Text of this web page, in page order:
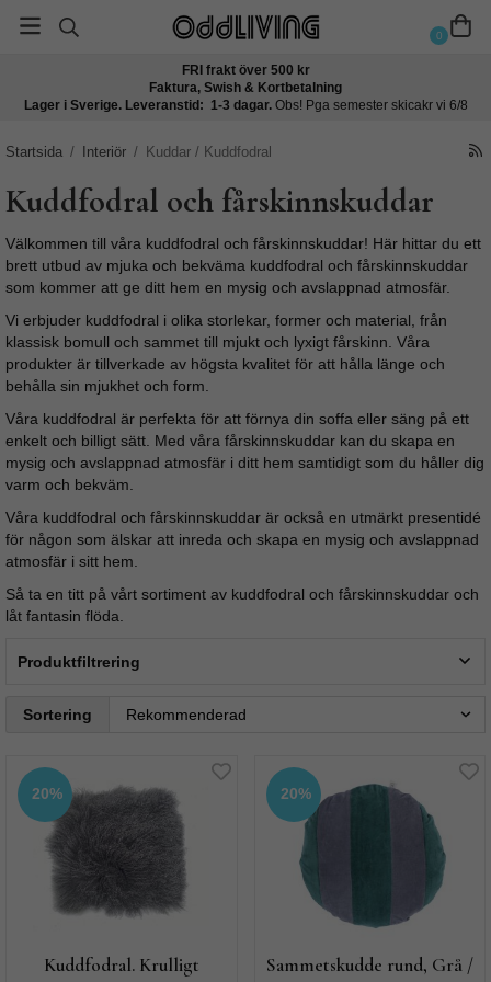
0
FRI frakt över 500 kr
Faktura, Swish & Kortbetalning
Lager i Sverige. Leveranstid: 1-3 dagar. Obs! Pga semester skicakr vi 6/8
Startsida / Interiör / Kuddar / Kuddfodral
Kuddfodral och fårskinnskuddar
Välkommen till våra kuddfodral och fårskinnskuddar! Här hittar du ett
brett utbud av mjuka och bekväma kuddfodral och fårskinnskuddar
som kommer att ge ditt hem en mysig och avslappnad atmosfär.
Vi erbjuder kuddfodral i olika storlekar, former och material, från
klassisk bomull och sammet till mjukt och lyxigt fårskinn. Våra
produkter är tillverkade av högsta kvalitet för att hålla länge och
behålla sin mjukhet och form.
Våra kuddfodral är perfekta för att förnya din soffa eller säng på ett
enkelt och billigt sätt. Med våra fårskinnskuddar kan du skapa en
mysig och avslappnad atmosfär i ditt hem samtidigt som du håller dig
varm och bekväm.
Våra kuddfodral och fårskinnskuddar är också en utmärkt presentidé
för någon som älskar att inreda och skapa en mysig och avslappnad
atmosfär i sitt hem.
Så ta en titt på vårt sortiment av kuddfodral och fårskinnskuddar och
låt fantasin flöda.
Produktfiltrering
Sortering
20%
Kuddfodral. Krulligt
20%
Sammetskudde rund, Grå /